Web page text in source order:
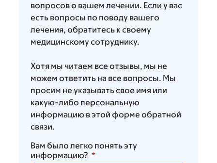
вопросов о вашем лечении. Если у вас
есть вопросы по поводу вашего
лечения, обратитесь к своему
медицинскому сотруднику.
Хотя мы читаем все отзывы, мы не
можем ответить на все вопросы. Мы
просим не указывать свое имя или
какую-либо персональную
информацию в этой форме обратной
связи.
Вам было легко понять эту
информацию?